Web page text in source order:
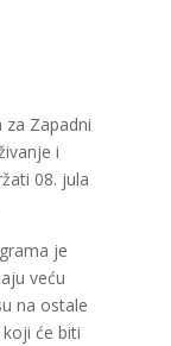
Zapadni
i
08. jula
je
veću
na ostale
će biti